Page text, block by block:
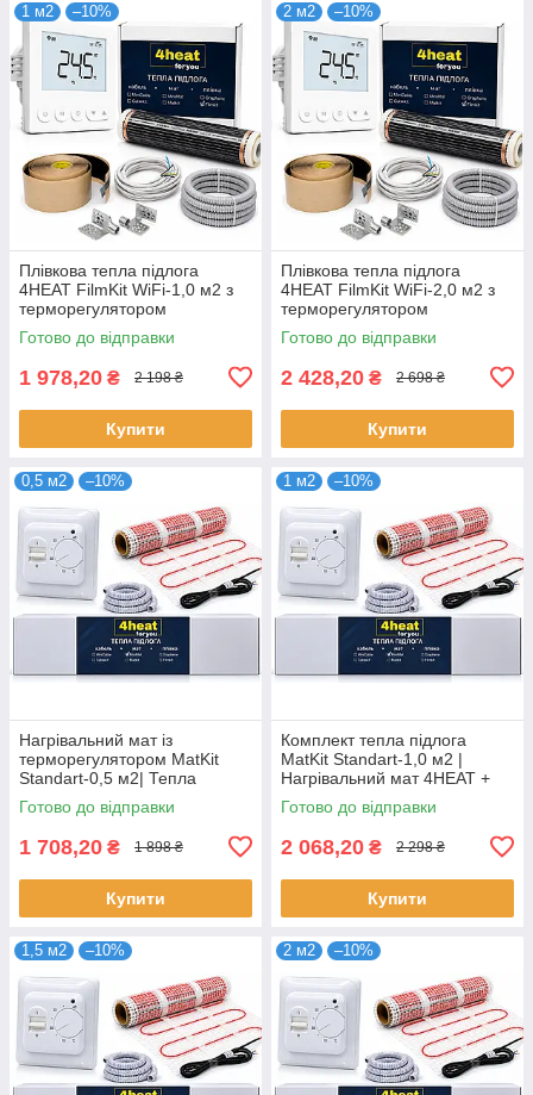
1 м2 –10%
Плівкова тепла підлога
4HEAT FilmKit WiFi-1,0 м2 з
терморегулятором
Готово до відправки
1 978,20 ₴ 2 198 ₴
Купити
2 м2 –10%
Плівкова тепла підлога
4HEAT FilmKit WiFi-2,0 м2 з
терморегулятором
Готово до відправки
2 428,20 ₴ 2 698 ₴
Купити
0,5 м2 –10%
Нагрівальний мат із
терморегулятором MatKit
Standart-0,5 м2| Тепла
підлога під плитку 4HEAT
Готово до відправки
1 708,20 ₴ 1 898 ₴
Купити
1 м2 –10%
Комплект тепла підлога
MatKit Standart-1,0 м2 |
Нагрівальний мат 4HEAT +
терморегулятор
Готово до відправки
2 068,20 ₴ 2 298 ₴
Купити
1,5 м2 –10% 2 м2 –10%